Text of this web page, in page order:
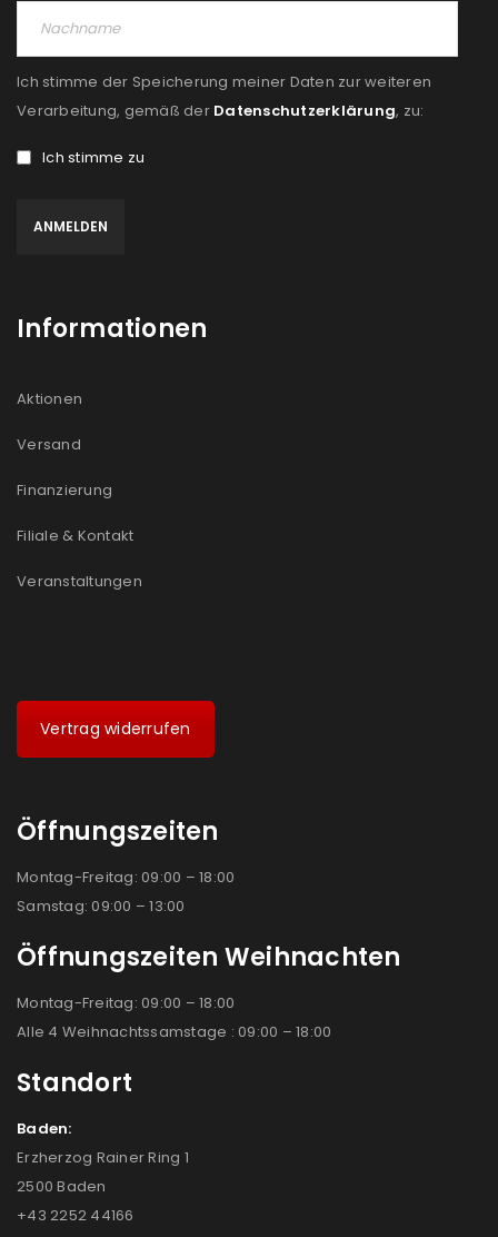
Ich stimme der Speicherung meiner Daten zur weiteren
Verarbeitung, gemäß der Datenschutzerklärung, zu:
Ich stimme zu
Informationen
Aktionen
Versand
Finanzierung
Filiale & Kontakt
Veranstaltungen
Vertrag widerrufen
Öffnungszeiten
Montag-Freitag: 09:00 – 18:00
Samstag: 09:00 – 13:00
Öffnungszeiten Weihnachten
Montag-Freitag: 09:00 – 18:00
Alle 4 Weihnachtssamstage : 09:00 – 18:00
Standort
Baden:
Erzherzog Rainer Ring 1
2500 Baden
+43 2252 44166